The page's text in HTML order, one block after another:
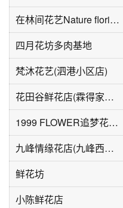
在林间花艺Nature florist(日湖店)
四月花坊多肉基地
梵沐花艺(泗港小区店)
花田谷鲜花店(霖得家私城店)
1999 FLOWER追梦花坊(银亿都会国际店)
九峰情缘花店(九峰西路店)
鲜花坊
小陈鲜花店